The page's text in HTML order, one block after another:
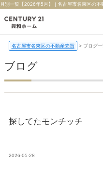
月別一覧【2026年5月】 | 名古屋市名東区の
名古屋市名東区の不動産売買 > ブログ一
ブログ
探してたモンチッチ
2026-05-28